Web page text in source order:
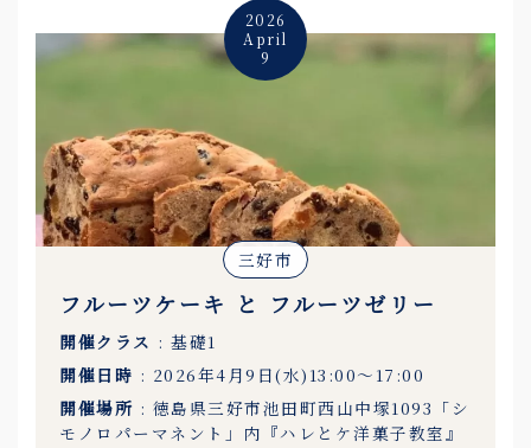
2026
April
9
三好市
フルーツケーキ と フルーツゼリー
開催クラス : 基礎1
開催日時 : 2026年4月9日(水)13:00〜17:00
開催場所 : 徳島県三好市池田町西山中塚1093「シ
モノロパーマネント」内『ハレとケ洋菓子教室』